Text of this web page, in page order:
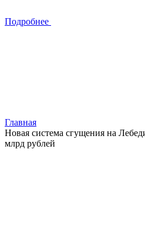
Подробнее
Главная
Новая система сгущения на
млрд рублей